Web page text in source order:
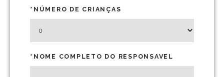
*NÚMERO DE CRIANÇAS
*NOME COMPLETO DO RESPONSAVEL